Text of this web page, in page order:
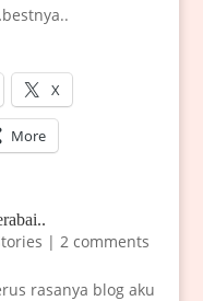
X
More
| 2 comments
rasanya blog aku